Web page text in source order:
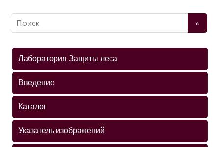
Лаборатория Защиты леса
Введение
Каталог
Указатель изображений